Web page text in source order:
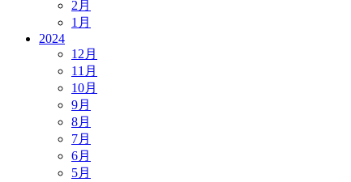
2月
1月
2024
12月
11月
10月
9月
8月
7月
6月
5月